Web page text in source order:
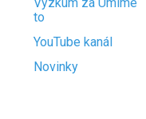
to
YouTube kanál
Novinky